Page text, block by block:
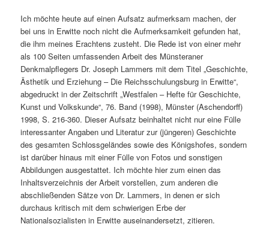
Ich möchte heute auf einen Aufsatz aufmerksam machen, der
bei uns in Erwitte noch nicht die Aufmerksamkeit gefunden hat,
die ihm meines Erachtens zusteht. Die Rede ist von einer mehr
als 100 Seiten umfassenden Arbeit des Münsteraner
Denkmalpflegers Dr. Joseph Lammers mit dem Titel „Geschichte,
Ästhetik und Erziehung – Die Reichsschulungsburg in Erwitte“,
abgedruckt in der Zeitschrift „Westfalen – Hefte für Geschichte,
Kunst und Volkskunde“, 76. Band (1998), Münster (Aschendorff)
1998, S. 216-360. Dieser Aufsatz beinhaltet nicht nur eine Fülle
interessanter Angaben und Literatur zur (jüngeren) Geschichte
des gesamten Schlossgeländes sowie des Königshofes, sondern
ist darüber hinaus mit einer Fülle von Fotos und sonstigen
Abbildungen ausgestattet. Ich möchte hier zum einen das
Inhaltsverzeichnis der Arbeit vorstellen, zum anderen die
abschließenden Sätze von Dr. Lammers, in denen er sich
durchaus kritisch mit dem schwierigen Erbe der
Nationalsozialisten in Erwitte auseinandersetzt, zitieren.